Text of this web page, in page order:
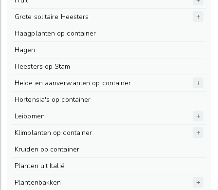
Grote solitaire Heesters
Haagplanten op container
Hagen
Heesters op Stam
Heide en aanverwanten op container
Hortensia's op container
Leibomen
Klimplanten op container
Kruiden op container
Planten uit Italië
Plantenbakken